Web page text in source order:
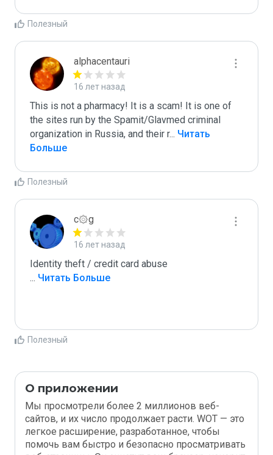
Полезный
alphacentauri
16 лет назад
This is not a pharmacy! It is a scam! It is one of
the sites run by the Spamit/Glavmed criminal
organization in Russia, and their r... Читать
Больше
Полезный
c۞g
16 лет назад
... Читать Больше
Полезный
О приложении
Мы просмотрели более 2 миллионов веб-
сайтов, и их число продолжает расти. WOT — это
легкое расширение, разработанное, чтобы
помочь вам быстро и безопасно просматривать